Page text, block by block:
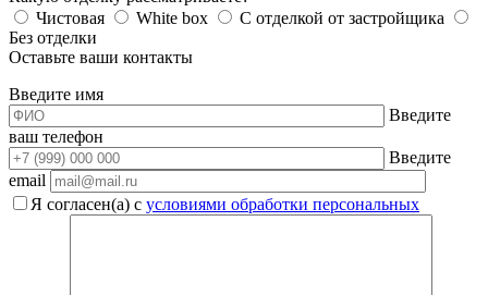
Чистовая
White box
С отделкой от застройщика
Без отделки
Оставьте ваши контакты
Введите имя
Введите
ваш телефон
Введите
email
Я согласен(а) с условиями обработки персональных